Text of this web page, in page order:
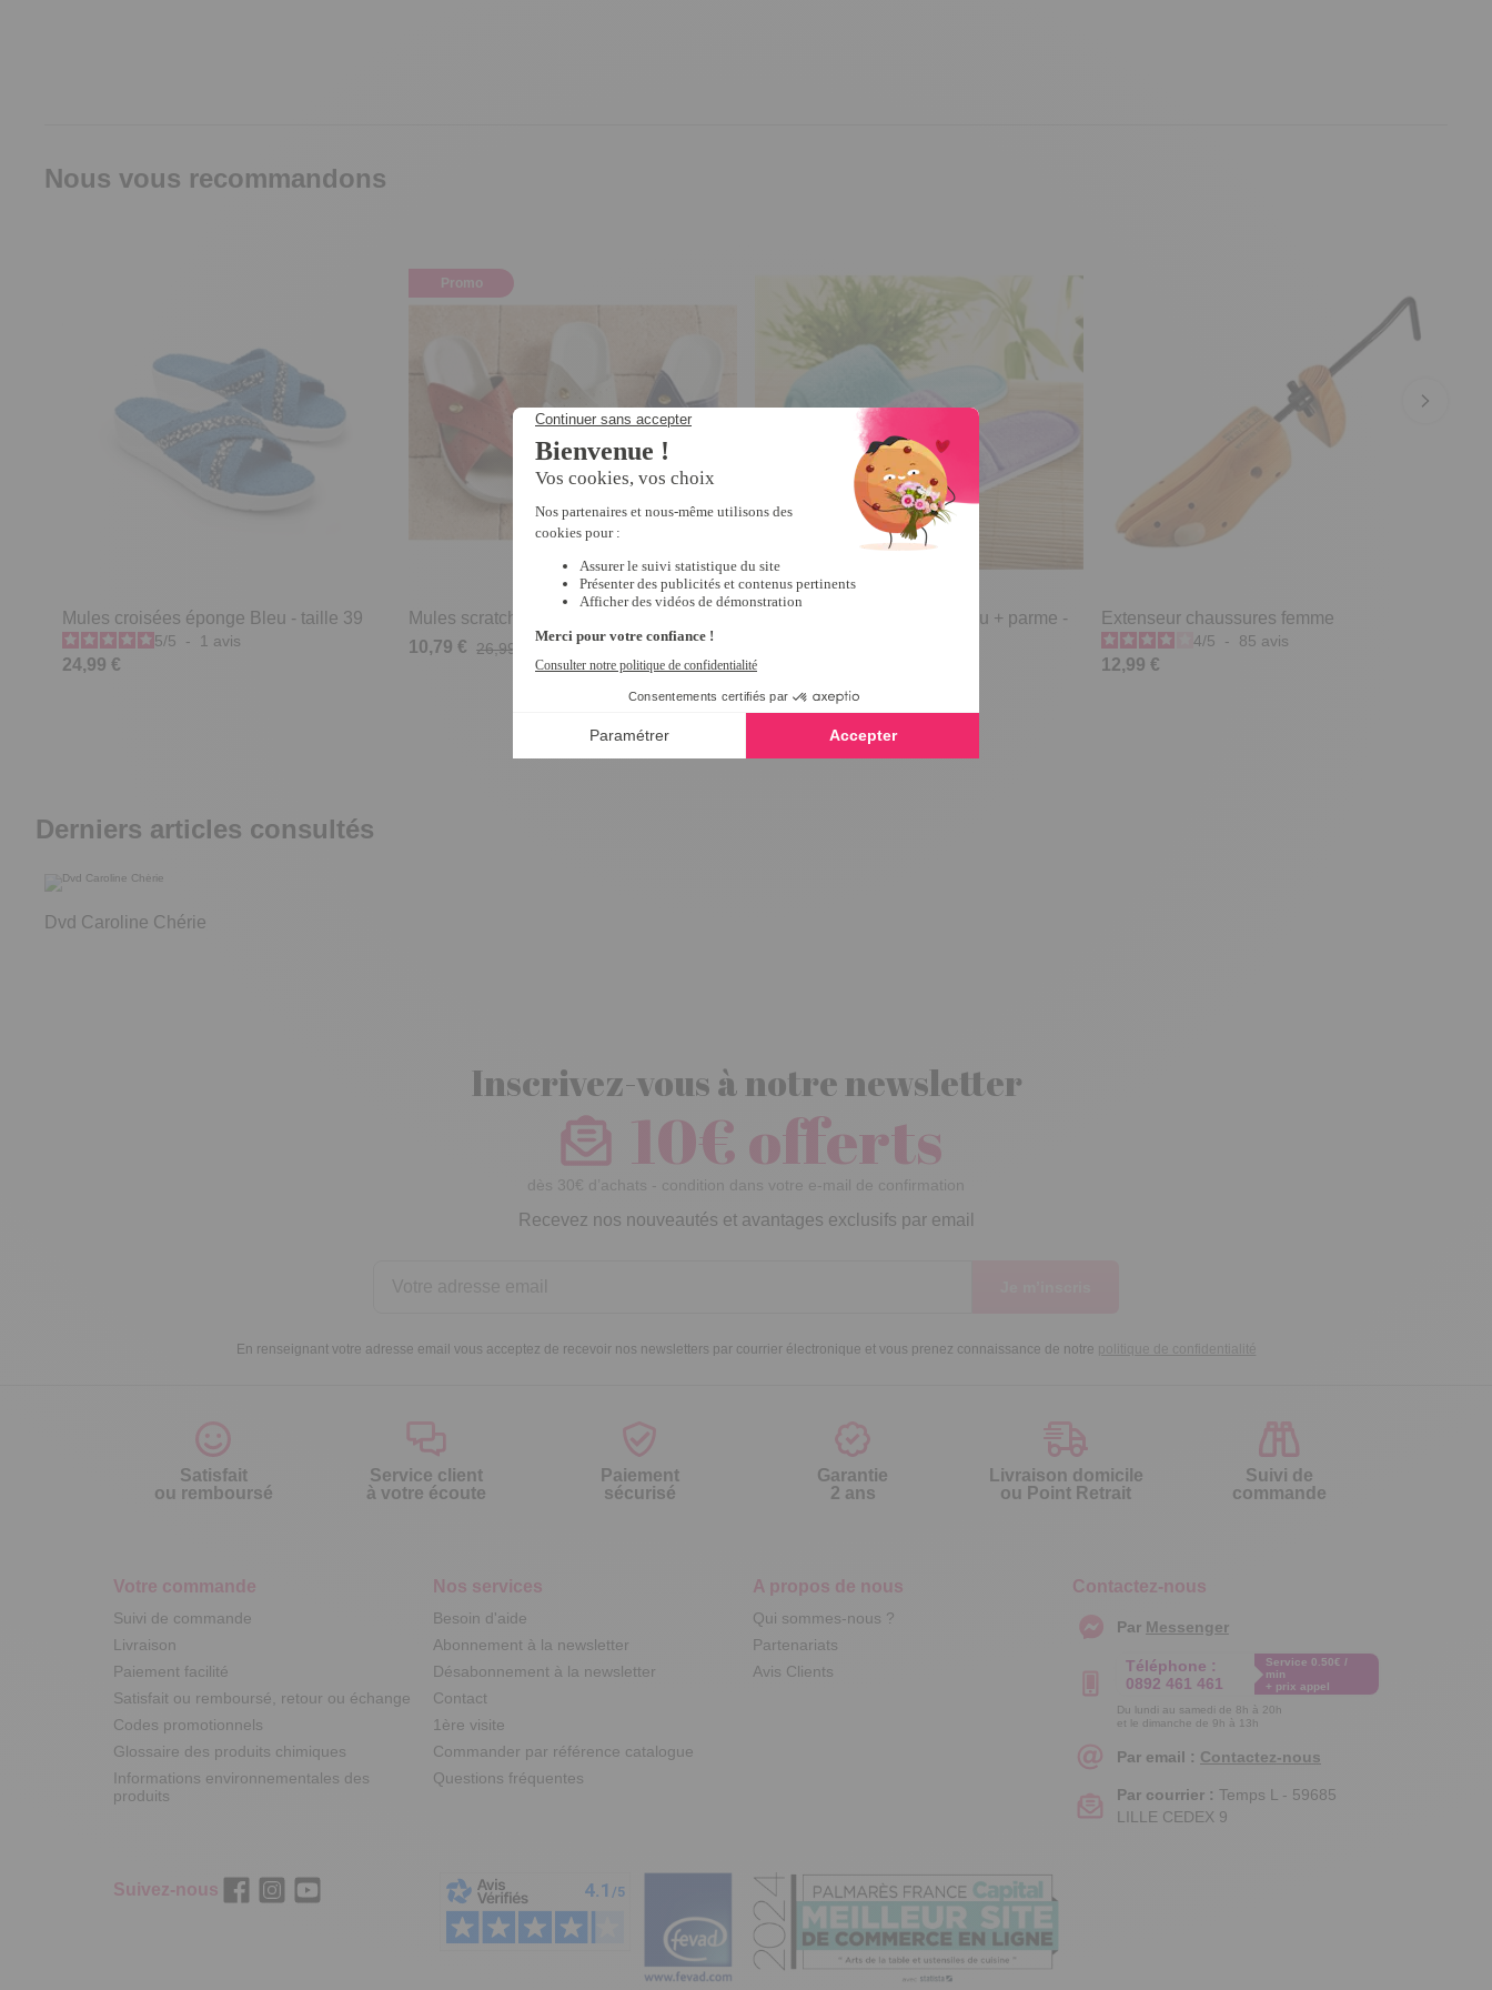
Nous vous recommandons
Mules croisées éponge Bleu - taille 39
5/5 - 1 avis
24,99 €
Promo
Mules scratchées Rouge - taille 39
10,79 € 26,99 € -60%
Lot de 2 paires de mules Bleu + parme -
16,99 €
Extenseur chaussures femme
4/5 - 85 avis
12,99 €
Derniers articles consultés
Dvd Caroline Chérie
Inscrivez-vous à notre newsletter
10€ offerts
dès 30€ d’achats - condition dans votre e-mail de confirmation
Recevez nos nouveautés et avantages exclusifs par email
En renseignant votre adresse email vous acceptez de recevoir nos newsletters par courrier électronique et vous prenez connaissance de notre politique de confidentialité
Satisfait
ou remboursé
Service client
à votre écoute
Paiement
sécurisé
Garantie
2 ans
Livraison domicile
ou Point Retrait
Suivi de
commande
Votre commande
Suivi de commande
Livraison
Paiement facilité
Satisfait ou remboursé, retour ou échange
Codes promotionnels
Glossaire des produits chimiques
Informations environnementales des
produits
Nos services
Besoin d'aide
Abonnement à la newsletter
Désabonnement à la newsletter
Contact
1ère visite
Commander par référence catalogue
Questions fréquentes
A propos de nous
Qui sommes-nous ?
Partenariats
Avis Clients
Contactez-nous
Par Messenger
Téléphone :
0892 461 461
Service 0.50€ /
min
+ prix appel
Du lundi au samedi de 8h à 20h
et le dimanche de 9h à 13h
Par email : Contactez-nous
Par courrier : Temps L - 59685
LILLE CEDEX 9
Suivez-nous